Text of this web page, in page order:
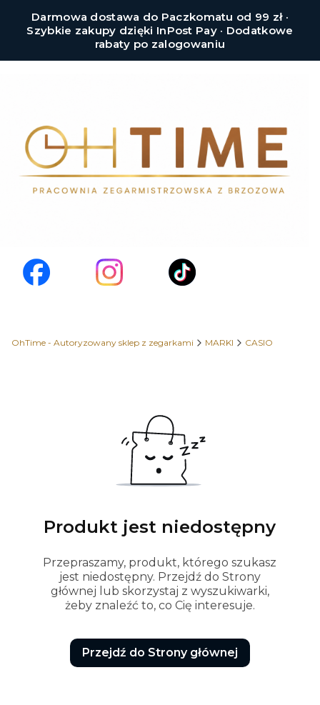
Darmowa dostawa do Paczkomatu od 99 zł ·
Szybkie zakupy dzięki InPost Pay · Dodatkowe
rabaty po zalogowaniu
OhTime - Autoryzowany sklep z zegarkami MARKI CASIO
Produkt jest niedostępny
Przepraszamy, produkt, którego szukasz
jest niedostępny. Przejdź do Strony
głównej lub skorzystaj z wyszukiwarki,
żeby znaleźć to, co Cię interesuje.
Przejdź do Strony głównej